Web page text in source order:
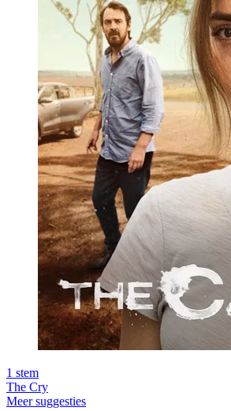
1 stem
The Cry
Meer suggesties